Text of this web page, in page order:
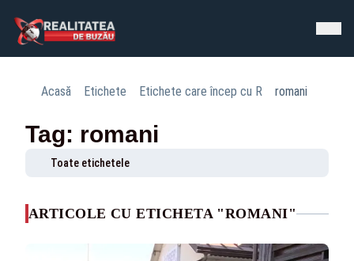
Acasă Etichete Etichete care încep cu R romani
Tag: romani
Toate etichetele
ARTICOLE CU ETICHETA "ROMANI"